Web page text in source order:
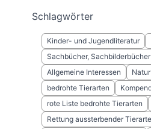
Schlagwörter
Kinder- und Jugendliteratur
Sachbücher, Sachbilderbücher
Allgemeine Interessen
bedrohte Tierarten
rote Liste bedrohte Tierarten
Rettung aussterbender